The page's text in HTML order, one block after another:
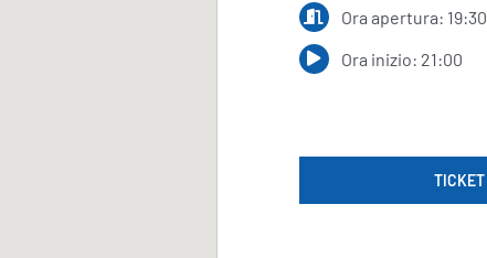
Ora apertura: 19:30
Ora inizio: 21:00
TICKET